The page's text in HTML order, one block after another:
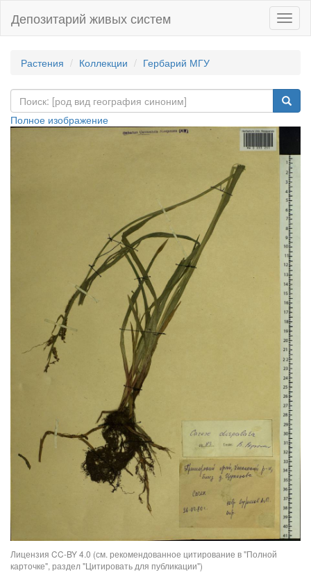
Депозитарий живых систем
Растения Коллекции Гербарий МГУ
Полное изображение
Лицензия CC-BY 4.0 (см. рекомендованное цитирование в "Полной
карточке", раздел "Цитировать для публикации")